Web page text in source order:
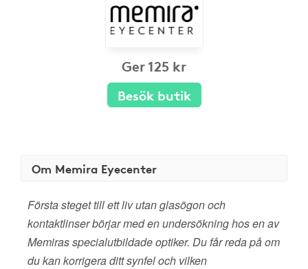
Ger 125 kr
Besök butik
Om Memira Eyecenter
Första steget till ett liv utan glasögon och
kontaktlinser börjar med en undersökning hos en av
Memiras specialutbildade optiker. Du får reda på om
du kan korrigera ditt synfel och vilken